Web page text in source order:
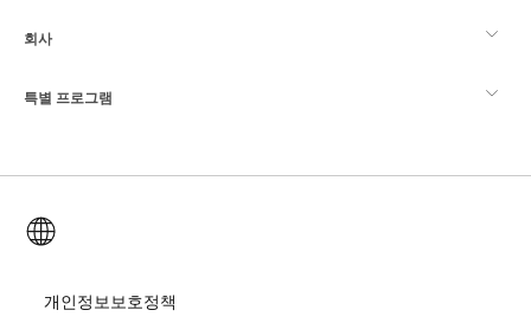
ArcGIS Blog
사용자 리서치 및 테스트
Esri Young Professionals Network
이벤트
GIS란?
로케이션 인텔리전스
교육
ArcUser
ArcNews
회사
Esri 정보
채용
오픈 비전
특별 프로그램
ArcGIS for Student Use
개인정보보호정책